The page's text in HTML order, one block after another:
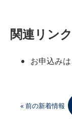
関連リンク
お申込み
« 前の新着情報